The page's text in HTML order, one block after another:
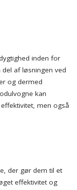
inden for
af løsningen ved
og dermed
kan
men også
der gør dem til et
effektivitet og